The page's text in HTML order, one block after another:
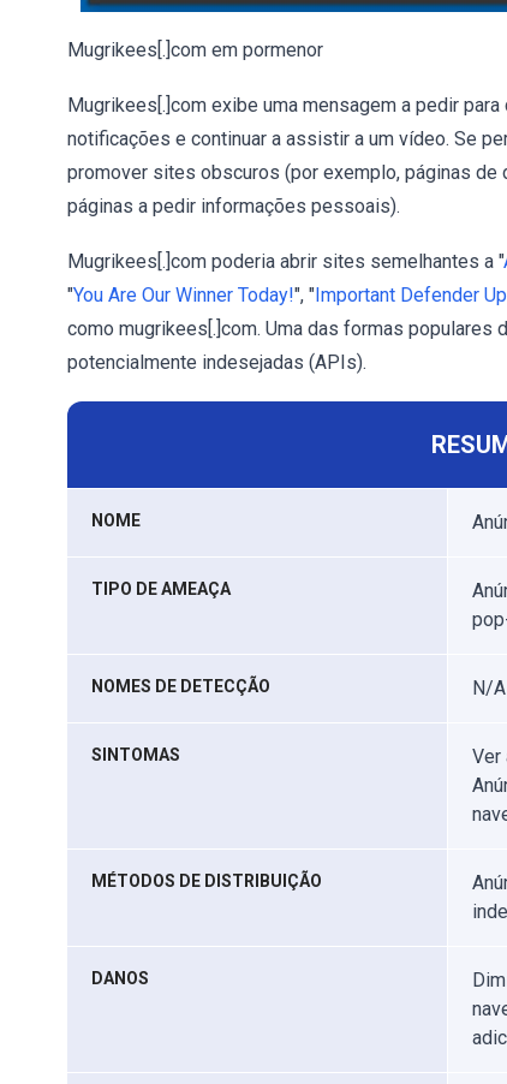
Mugrikees[.]com em pormenor
Mugrikees[.]com exibe uma mensagem a pedir
notificações e continuar a assistir a um vídeo. Se
promover sites obscuros (por exemplo, páginas de
páginas a pedir informações pessoais).
Mugrikees[.]com poderia abrir sites semelhantes a "
"You Are Our Winner Today!", "Important Defender
como mugrikees[.]com. Uma das formas
potencialmente indesejadas (APIs).
NOME
TIPO DE AMEAÇA
NOMES DE DETECÇÃO N/
SINTOMAS
Ver
MÉTODOS DE DISTRIBUIÇÃO
DANOS